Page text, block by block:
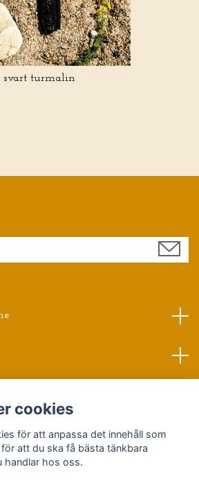
svart turmalin
cookies
för att anpassa det innehåll som
att du ska få bästa tänkbara
handlar hos oss.